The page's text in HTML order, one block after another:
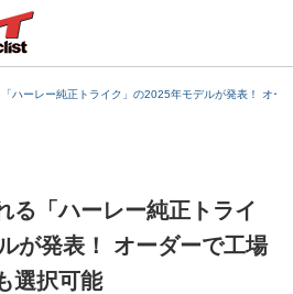
ハーレー純正トライク」の2025年モデルが発表！ オー
る「ハーレー純正トライ
が発表！ オーダーで工場
選択可能